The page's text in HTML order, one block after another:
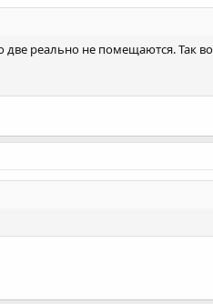
реально не помещаются. Так